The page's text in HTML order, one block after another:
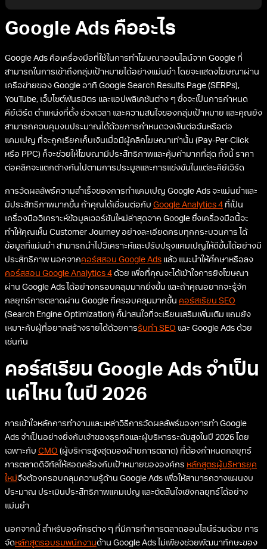
Google Ads คืออะไร
Google Ads คือเครื่องมือที่ใช้ในการทำโฆษณาออนไลน์จาก Google ที่
สามารถในการเข้าถึงกลุ่มเป้าหมายได้อย่างแม่นยำ โดยจะแสดงโฆษณาผ่าน
เครือข่ายของ Google อาทิ Google Search Results Page (SERPs),
YouTube, เว็บไซต์พันธมิตร และแอปพลิเคชันต่าง ๆ ซึ่งจะเป็นการกำหนด
คีย์เวิร์ด ตำแหน่งที่ตั้ง ช่วงเวลา และความสนใจของกลุ่มเป้าหมาย และคุณยัง
สามารถควบคุมงบประมาณได้ด้วยการกำหนดวงเงินต่อวันหรือต่อ
แคมเปญ ที่จะถูกเรียกเก็บเงินเมื่อมีผู้คลิกโฆษณาเท่านั้น (Pay-Per-Click
หรือ PPC) ก็จะช่วยให้โฆษณามีประสิทธิภาพและคุ้มค่ามากที่สุด ทั้งนี้ ราคา
ต่อคลิกจะแตกต่างกันไปตามการประมูลและการแข่งขันในแต่ละคีย์เวิร์ด
การวัดผลลัพธ์ความสำเร็จของการทำแคมเปญ Google Ads จะแม่นยำและ
มีประสิทธิภาพมากขึ้น ถ้าคุณได้เชื่อมต่อกับ Google Analytics 4 ที่เป็น
เครื่องมือวิเคราะห์ข้อมูลเวอร์ชันใหม่ล่าสุดจาก Google ซึ่งเครื่องมือนี้จะ
ทำให้คุณเห็น Customer Journey อย่างละเอียดครบทุกกระบวนการ ได้
ข้อมูลที่แม่นยำ สามารถนำไปวิเคราะห์และปรับปรุงแคมเปญให้ดีขึ้นได้อย่างมี
ประสิทธิภาพ นอกจากคอร์สสอน Google Ads แล้ว แนะนำให้ศึกษาหรือลง
คอร์สสอน Google Analytics 4 ด้วย เพื่อที่คุณจะได้เข้าใจการยิงโฆษณา
ผ่าน Google Ads ได้อย่างครอบคลุมมากยิ่งขึ้น และถ้าคุณอยากจะรู้จัก
กลยุทธ์การตลาดผ่าน Google ที่ครอบคลุมมากขึ้น คอร์สเรียน SEO
(Search Engine Optimization) ก็น่าสนใจที่จะเรียนเสริมเพิ่มเติม แถมยัง
เหมาะกับผู้ที่อยากสร้างรายได้ด้วยการรับทำ SEO และ Google Ads ด้วย
เช่นกัน
คอร์สเรียน Google Ads จำเป็น
แค่ไหน ในปี 2026
การเข้าใจหลักการทำงานและเหล่าวิธีการวัดผลลัพธ์ของการทำ Google
Ads จำเป็นอย่างยิ่งกับเจ้าของธุรกิจและผู้บริหารระดับสูงในปี 2026 โดย
เฉพาะกับ CMO (ผู้บริหารสูงสุดของฝ่ายการตลาด) ที่ต้องกำหนดกลยุทธ์
การตลาดดิจิทัลให้สอดคล้องกับเป้าหมายขององค์กร หลักสูตรผู้บริหารยุค
ใหม่จึงต้องครอบคลุมความรู้ด้าน Google Ads เพื่อให้สามารถวางแผนงบ
ประมาณ ประเมินประสิทธิภาพแคมเปญ และตัดสินใจเชิงกลยุทธ์ได้อย่าง
แม่นยำ
นอกจากนี้ สำหรับองค์กรต่าง ๆ ที่มีการทำการตลาดออนไลน์ร่วมด้วย การ
จัดหลักสูตรอบรมพนักงานด้าน Google Ads ไม่เพียงช่วยพัฒนาทักษะของ